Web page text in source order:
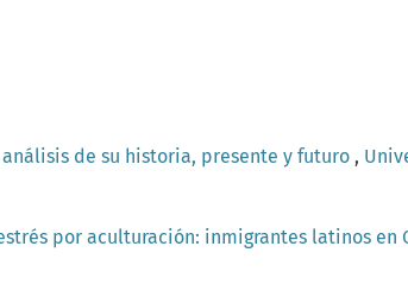
análisis de su historia, presente y futuro ,
por aculturación: inmigrantes latinos en